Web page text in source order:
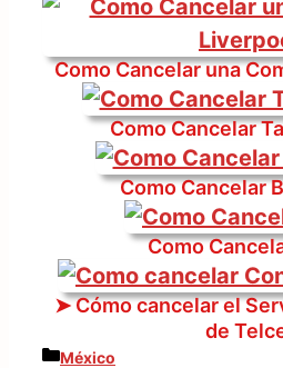
Como Cancelar una
Como Cancelar
Como Cancelar
Como
➤ Cómo cancelar el
de
Categorías
México